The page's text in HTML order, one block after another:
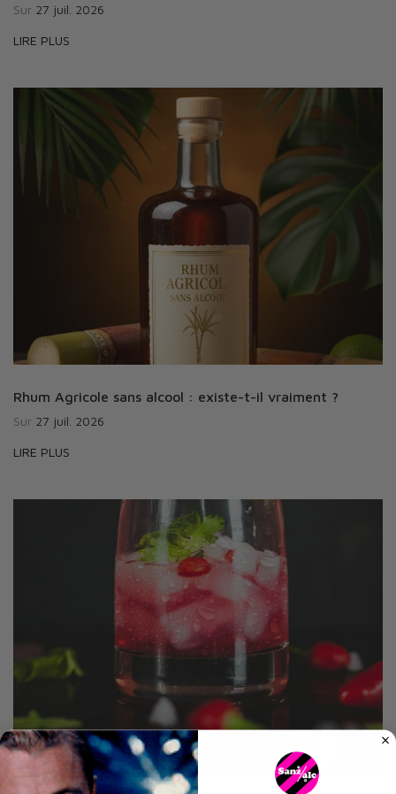
Sur 27 juil. 2026
LIRE PLUS
Rhum Agricole sans alcool : existe-t-il vraiment ?
Sur 27 juil. 2026
LIRE PLUS